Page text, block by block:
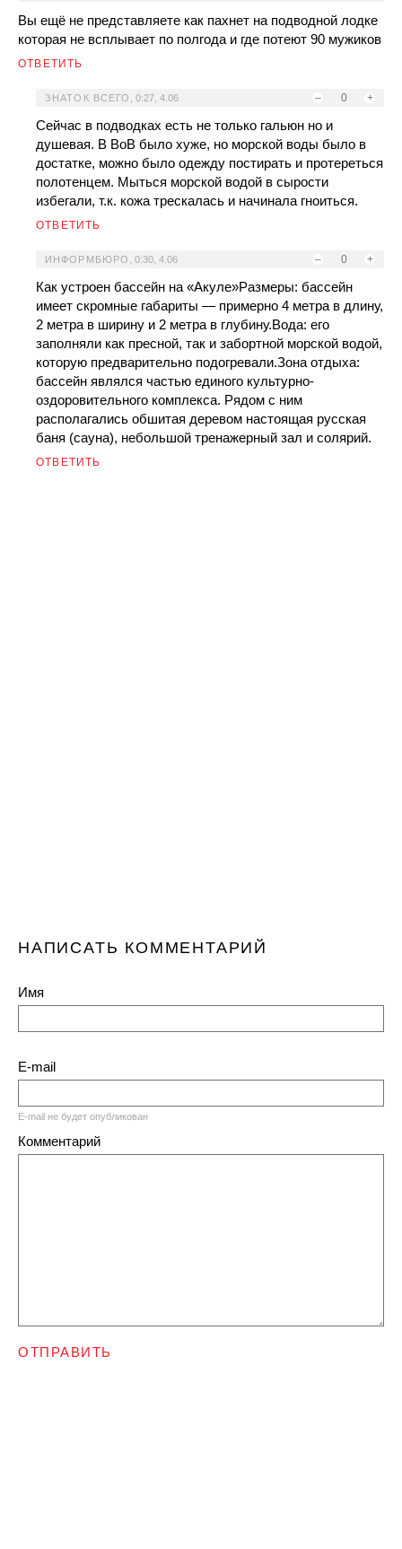
Вы ещё не представляете как пахнет на подводной лодке
которая не всплывает по полгода и где потеют 90 мужиков
ОТВЕТИТЬ
– 0 +
ЗНАТОК ВСЕГО ,0:27, 4.06
Сейчас в подводках есть не только гальюн но и
душевая. В ВоВ было хуже, но морской воды было в
достатке, можно было одежду постирать и протереться
полотенцем. Мыться морской водой в сырости
избегали, т.к. кожа трескалась и начинала гноиться.
ОТВЕТИТЬ
– 0 +
ИНФОРМБЮРО 0:30, 4.06
Как устроен бассейн на «Акуле»Размеры: бассейн
имеет скромные габариты — примерно 4 метра в длину,
2 метра в ширину и 2 метра в глубину.Вода: его
заполняли как пресной, так и забортной морской водой,
которую предварительно подогревали.Зона отдыха:
бассейн являлся частью единого культурно-
оздоровительного комплекса. Рядом с ним
располагались обшитая деревом настоящая русская
баня (сауна), небольшой тренажерный зал и солярий.
ОТВЕТИТЬ
НАПИСАТЬ КОММЕНТАРИЙ
Имя
E-mail
E-mail не будет опубликован
Комментарий
ОТПРАВИТЬ